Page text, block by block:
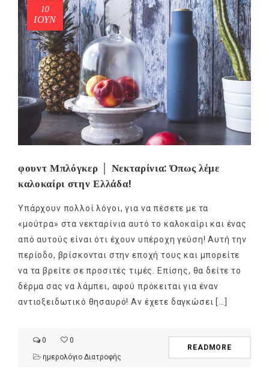
10
ΙΟΎΝ
φουντ Μπλόγκερ │ Νεκταρίνια: Όπως λέμε
καλοκαίρι στην Ελλάδα!
Υπάρχουν πολλοί λόγοι, για να πέσετε με τα
«μούτρα» στα νεκταρίνια αυτό το καλοκαίρι και ένας
από αυτούς είναι ότι έχουν υπέροχη γεύση! Αυτή την
περίοδο, βρίσκονται στην εποχή τους και μπορείτε
να τα βρείτε σε προσιτές τιμές. Επίσης, θα δείτε το
δέρμα σας να λάμπει, αφού πρόκειται για έναν
αντιοξειδωτικό θησαυρό! Αν έχετε δαγκώσει […]
0
0
ημερολόγιο Διατροφής
READMORE